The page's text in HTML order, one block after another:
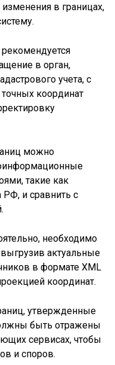
в границах,
в орган,
учета, с
координат
можно
такие как
РФ, и сравнить с
необходимо
актуальные
в формате XML
координат.
утвержденные
быть отражены
сервисах, чтобы
и споров.